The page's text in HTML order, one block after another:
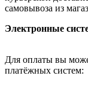
самовывоза из
Электронные
Для оплаты вы
платёжных систем: